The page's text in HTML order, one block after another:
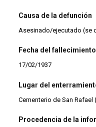
Causa de la defunción
Asesinado/ejecutado (se
Fecha del fallecimiento
17/02/1937
Lugar del
Cementerio de San Rafael
Procedencia de la